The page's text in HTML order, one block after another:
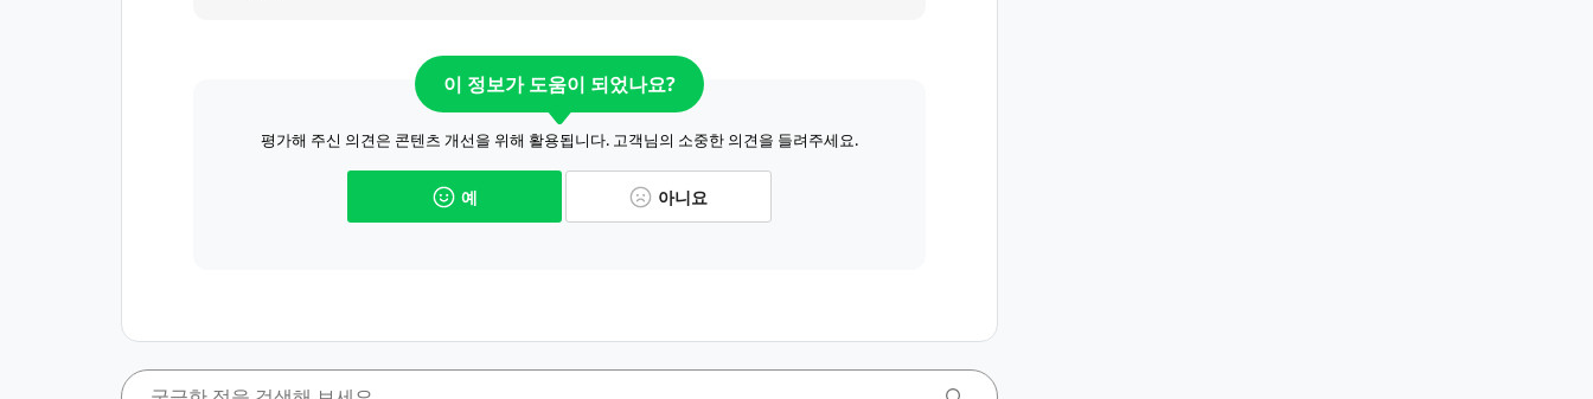
이 정보가 도움이 되었나요?
평가해 주신 의견은 콘텐츠 개선을 위해 활용됩니다. 고객님의 소중한 의견을 들려주세요.
예 아니요